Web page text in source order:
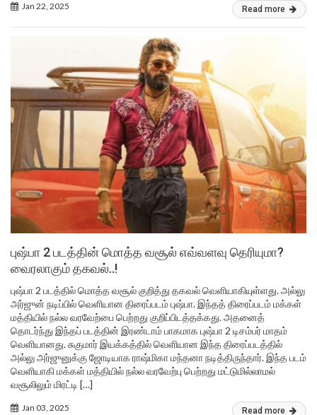
Jan 22, 2025 Read more
புஷ்பா 2 படத்தின் மொத்த வசூல் எவ்வளவு தெரியுமா?
வைரலாகும் தகவல்..!
புஷ்பா 2 படத்தில் மொத்த வசூல் குறித்து தகவல் வெளியாகியுள்ளது. அல்லு
அர்ஜுன் நடிப்பில் வெளியான திரைப்படம் புஷ்பா. இந்தத் திரைப்படம் மக்கள்
மத்தியில் நல்ல வரவேற்பை பெற்றது குறிப்பிடத்தக்கது. அதனைத்
தொடர்ந்து இந்தப் படத்தின் இரண்டாம் பாகமாக புஷ்பா 2 டிசம்பர் மாதம்
வெளியானது. சுகுமார் இயக்கத்தில் வெளியான இந்த திரைப்படத்தில்
அல்லு அர்ஜுனுக்கு ஜோடியாக ராஷ்மிகா மந்தனா நடித்திருந்தார். இந்த படம்
வெளியாகி மக்கள் மத்தியில் நல்ல வரவேற்பு பெற்றது மட்டுமில்லாமல்
வசூலிலும் மிரட்டி […]
Jan 03, 2025 Read more